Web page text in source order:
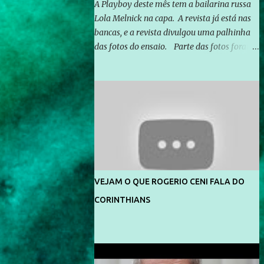
A Playboy deste mês tem a bailarina russa
Lola Melnick na capa. A revista já está nas
bancas, e a revista divulgou uma palhinha
das fotos do ensaio. Parte das fotos foram
divulga capa e primeiras fotos de Lola
Melnick - @aredacao
VEJAM O QUE ROGERIO CENI FALA DO
CORINTHIANS